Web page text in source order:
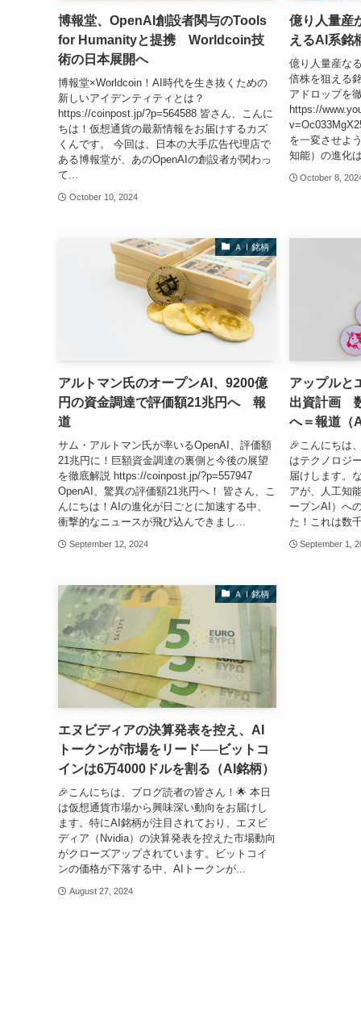
博報堂、OpenAI創設者関与のTools
for Humanityと提携 Worldcoin技
術の日本展開へ
博報堂×Worldcoin！AI時代を生き抜くための
新しいアイデンティティとは？
https://coinpost.jp/?p=564588 皆さん、こんに
ちは！仮想通貨の最新情報をお届けするカズ
くんです。 今回は、日本の大手広告代理店で
ある博報堂が、あのOpenAIの創設者が関わっ
て...
October 10, 2024
億り人量産
えるAI系銘
億り人量産な
倍株を狙える
アドロップを
https://
を一変させよ
知能）の進化
October 8,
ＡＩ銘柄
アルトマン氏のオープンAI、9200億
円の資金調達で評価額21兆円へ 報
道
サム・アルトマン氏が率いるOpenAI、評価額
21兆円に！巨額資金調達の裏側と今後の展望
を徹底解説 https://coinpost.jp/?p=557947
OpenAI、驚異の評価額21兆円へ！ 皆さん、こ
んにちは！AIの進化が日ごとに加速する中、
衝撃的なニュースが飛び込んできまし...
September 12, 2024
アップルと
出資計画
へ＝報道（
🎉こんにちは
はテクノロジ
届けします。
アが、人工知
ープンAI）へ
た！これは数
September 1,
ＡＩ銘柄
エヌビディアの決算発表を控え、AI
トークンが市場をリード──ビットコ
インは6万4000ドルを割る（AI銘柄）
🎉こんにちは、ブログ読者の皆さん！🌟 本日
は仮想通貨市場から興味深い動向をお届けし
ます。特にAI銘柄が注目されており、エヌビ
ディア（Nvidia）の決算発表を控えた市場動向
がクローズアップされています。ビットコイ
ンの価格が下落する中、AIトークンが...
August 27, 2024